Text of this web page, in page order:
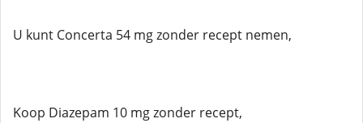
U kunt Concerta 54 mg zonder recept nemen,
Koop Diazepam 10 mg zonder recept,